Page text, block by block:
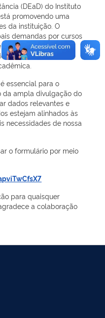
(DEaD) do Instituto
promovendo uma
da instituição. O
demandas por cursos
de capacitações e
de desenvolvimento
essencial para o
da ampla divulgação do
dados relevantes e
estejam alinhados às
necessidades de nossa
o formulário por meio
para quaisquer
a colaboração